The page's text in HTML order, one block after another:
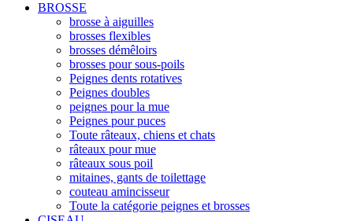
BROSSE
brosse à aiguilles
brosses flexibles
brosses démêloirs
brosses pour sous-poils
Peignes dents rotatives
Peignes doubles
peignes pour la mue
Peignes pour puces
Toute râteaux, chiens et chats
râteaux pour mue
râteaux sous poil
mitaines, gants de toilettage
couteau amincisseur
Toute la catégorie peignes et brosses